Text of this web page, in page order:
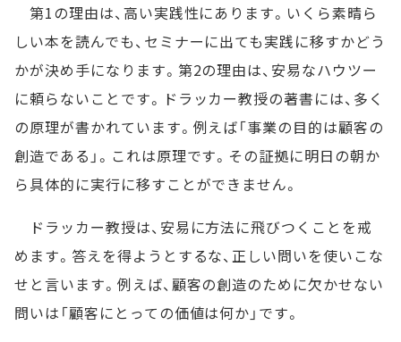
第1の理由は、高い実践性にあります。いくら素晴ら
しい本を読んでも、セミナーに出ても実践に移すかどう
かが決め手になります。第2の理由は、安易なハウツー
に頼らないことです。ドラッカー教授の著書には、多く
の原理が書かれています。例えば「事業の目的は顧客の
創造である」。これは原理です。その証拠に明日の朝か
ら具体的に実行に移すことができません。
ドラッカー教授は、安易に方法に飛びつくことを戒
めます。答えを得ようとするな、正しい問いを使いこな
せと言います。例えば、顧客の創造のために欠かせない
問いは「顧客にとっての価値は何か」です。